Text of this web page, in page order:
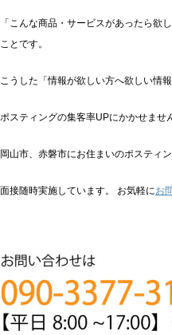
「こんな商品・サービスがあったら欲
ことです。
こうした「情報が欲しい方へ欲しい情
ポスティングの集客率UPにかかせませ
岡山市、赤磐市にお住まいのポスティ
面接随時実施しています。 お気軽にお